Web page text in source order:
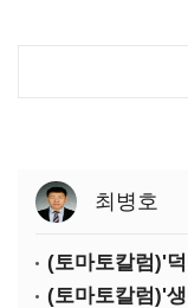
최병호
(토마토칼럼)'